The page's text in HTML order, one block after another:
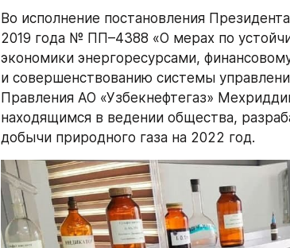
Во исполнение постановления
2019 года № ПП–4388 «О мерах по
экономики энергоресурсами,
и совершенствованию системы
Правления АО «Узбекнефтегаз»
находящимся в ведении общества,
добычи природного газа на 2022 год.